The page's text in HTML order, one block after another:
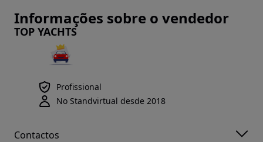
Informações sobre o vendedor
TOP YACHTS
Profissional
No Standvirtual desde 2018
Contactos